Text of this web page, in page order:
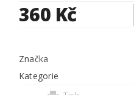
360 Kč
Značka
Kategorie